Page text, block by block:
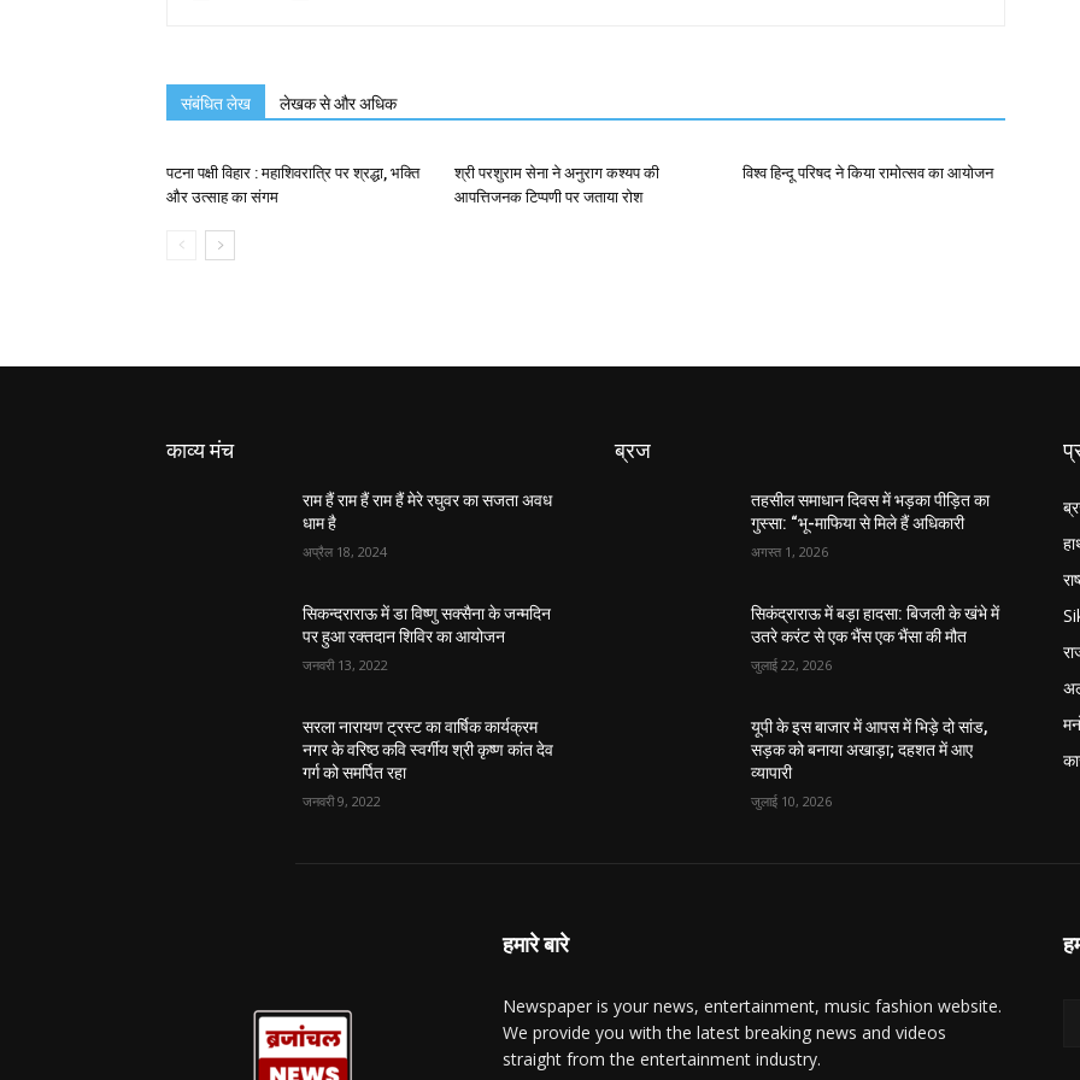
संबंधित लेख लेखक से और अधिक
पटना पक्षी विहार : महाशिवरात्रि पर श्रद्धा, भक्ति
और उत्साह का संगम
श्री परशुराम सेना ने अनुराग कश्यप की
आपत्तिजनक टिप्पणी पर जताया रोश
विश्व हिन्दू परिषद ने किया रामोत्सव का आयोजन
काव्य मंच
राम हैं राम हैं राम हैं मेरे रघुवर का सजता अवध
धाम है
अप्रैल 18, 2024
सिकन्दराराऊ में डा विष्णु सक्सैना के जन्मदिन
पर हुआ रक्तदान शिविर का आयोजन
जनवरी 13, 2022
सरला नारायण ट्रस्ट का वार्षिक कार्यक्रम
नगर के वरिष्ठ कवि स्वर्गीय श्री कृष्ण कांत देव
गर्ग को समर्पित रहा
जनवरी 9, 2022
ब्रज
तहसील समाधान दिवस में भड़का पीड़ित का
गुस्सा: “भू-माफिया से मिले हैं अधिकारी
अगस्त 1, 2026
सिकंद्राराऊ में बड़ा हादसा: बिजली के खंभे में
उतरे करंट से एक भैंस एक भैंसा की मौत
जुलाई 22, 2026
यूपी के इस बाजार में आपस में भिड़े दो सांड,
सड़क को बनाया अखाड़ा; दहशत में आए
व्यापारी
जुलाई 10, 2026
हमारे बारे
Newspaper is your news, entertainment, music fashion website.
We provide you with the latest breaking news and videos
straight from the entertainment industry.